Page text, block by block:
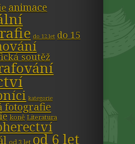
animace
do 12 let do 15
soutěž
kategorie
fotografie
koně Literatura
od 3 let od 6 let